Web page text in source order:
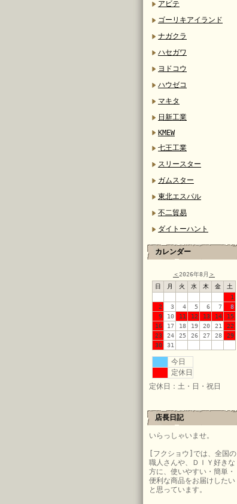
アビテ
ゴーリキアイランド
ナガクラ
ハセガワ
ヨドコウ
ハウゼコ
マキタ
日新工業
KMEW
七王工業
スリースター
ガムスター
東北エスパル
不二貿易
ダイトーハント
カレンダー
＜2026年8月 ＞
日
月 火 水 木 金
土
1
2
3 4 5 6 7
8
9
10 11 12 13 14
15
16
17 18 19 20 21
22
23
24 25 26 27 28
29
30
31
今日
定休日
定休日：土・日・祝日
店長日記
いらっしゃいませ。
[フクショウ]では、全国の
職人さんや、ＤＩＹ好きな
方に、使いやすい・簡単・
便利な商品をお届けしたい
と思っています。